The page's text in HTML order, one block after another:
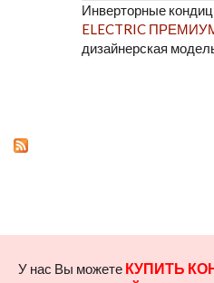
Инверторные
ELECTRIC
дизайнерская
У нас Вы можете КУПИТЬ